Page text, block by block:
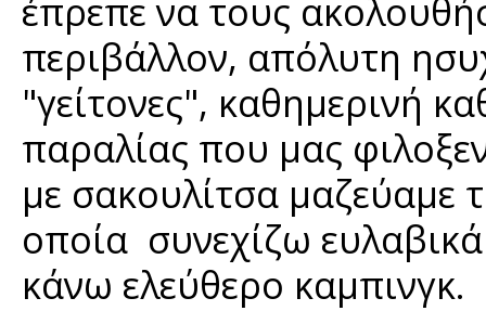
έπρεπε να τους
περιβάλλον, απόλυτη
"γείτονες", καθημερινή
παραλίας που μας
με σακουλίτσα μαζεύαμε
οποία συνεχίζω
κάνω ελεύθερο καμπινγκ.